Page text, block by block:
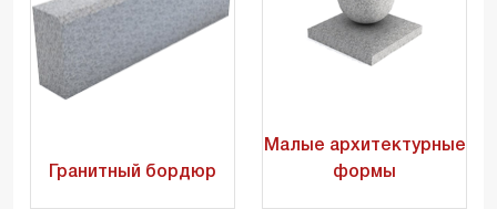
Гранитный бордюр
Малые архитектурные
формы